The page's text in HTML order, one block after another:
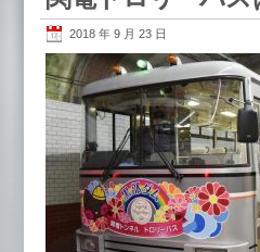
2018 年 9 月 23 日